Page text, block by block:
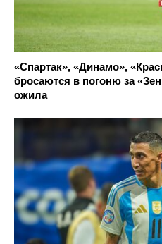
бросаются в погоню за